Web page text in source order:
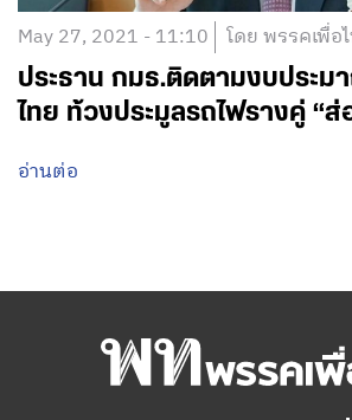
May 27, 2021 - 11:10 โดย พรรคเพื่อ
ประธาน กมธ.ติดตามงบประม
ไทย ท้วงประมูลรถไฟรางคู่ “ส่
อ่านต่อ